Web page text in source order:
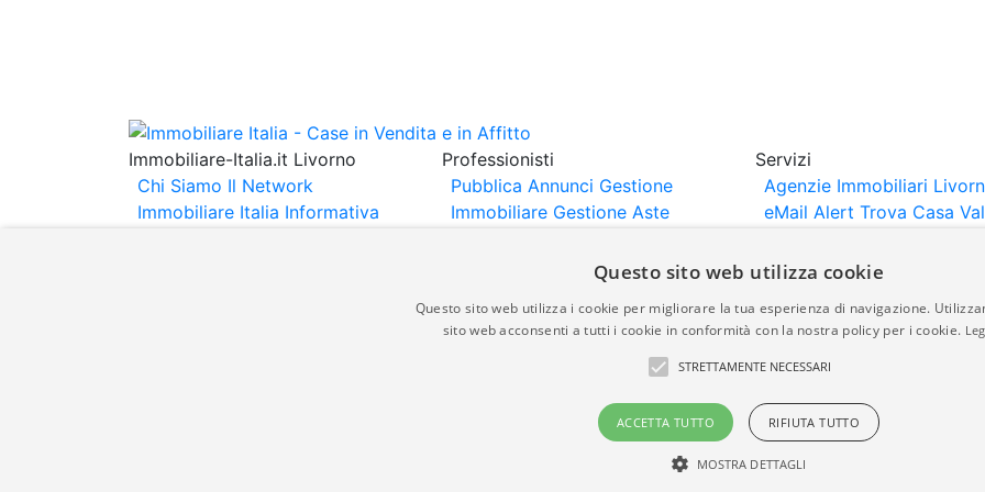
Immobiliare-Italia.it Livorno
Chi Siamo Il Network
Immobiliare Italia Informativa
Professionisti
Pubblica Annunci Gestione
Immobiliare Gestione Aste
Importazione
Servizi
Agenzie Immobiliari
eMail Alert Trova Casa
Gli annunci immobiliari presenti su immobiliare-italia.it vengono pubblicati da agenzie immobiliari e
italia.it quindi non è responsabile della veridicità, della correttezza, della completezza, della
Questo sito web utilizza cookie
Questo sito web utilizza i cookie per migliorare la tua esperienza di navigazione.
sito web acconsenti a tutti i cookie in conformità con la nostra policy per i cookie.
STRETTAMENTE NECESSARI
ACCETTA TUTTO RIFIUTA TUTTO
MOSTRA DETTAGLI